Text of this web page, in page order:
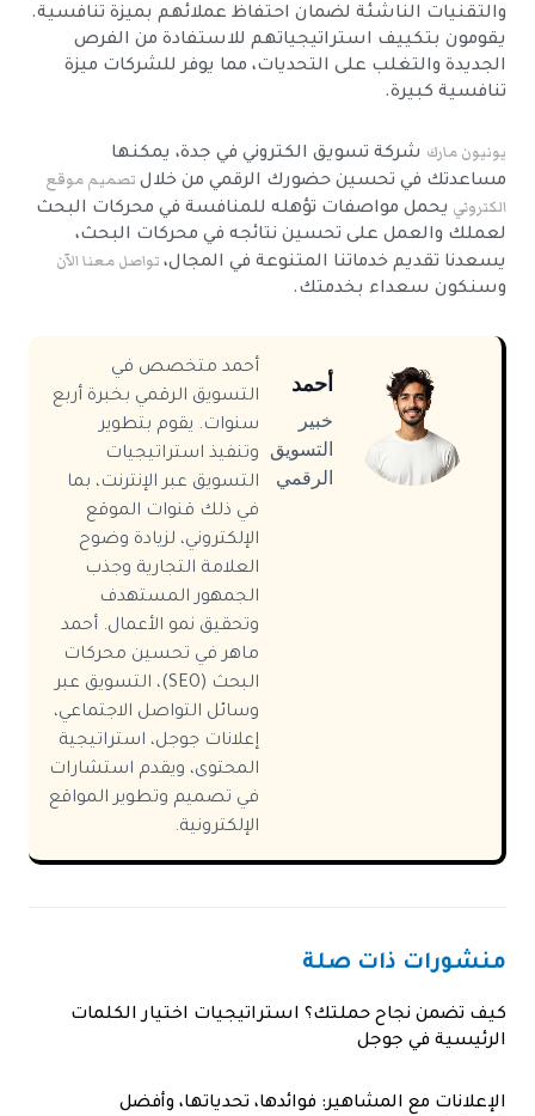
والتقنيات الناشئة لضمان احتفاظ عملائهم بميزة تنافسية.
يقومون بتكييف استراتيجياتهم للاستفادة من الفرص
الجديدة والتغلب على التحديات، مما يوفر للشركات ميزة
تنافسية كبيرة.
يونيون مارك شركة تسويق الكتروني في جدة، يمكنها
مساعدتك في تحسين حضورك الرقمي من خلال تصميم موقع
الكتروني يحمل مواصفات تؤهله للمنافسة في محركات البحث
لعملك والعمل على تحسين نتائجه في محركات البحث،
يسعدنا تقديم خدماتنا المتنوعة في المجال، تواصل معنا الآن
وسنكون سعداء بخدمتك.
أحمد
خبير
التسويق
الرقمي
أحمد متخصص في
التسويق الرقمي بخبرة أربع
سنوات. يقوم بتطوير
وتنفيذ استراتيجيات
التسويق عبر الإنترنت، بما
في ذلك قنوات الموقع
الإلكتروني، لزيادة وضوح
العلامة التجارية وجذب
الجمهور المستهدف
وتحقيق نمو الأعمال. أحمد
ماهر في تحسين محركات
البحث (SEO)، التسويق عبر
وسائل التواصل الاجتماعي،
إعلانات جوجل، استراتيجية
المحتوى، ويقدم استشارات
في تصميم وتطوير المواقع
الإلكترونية.
منشورات ذات صلة
كيف تضمن نجاح حملتك؟ استراتيجيات اختيار الكلمات
الرئيسية في جوجل
الإعلانات مع المشاهير: فوائدها، تحدياتها، وأفضل